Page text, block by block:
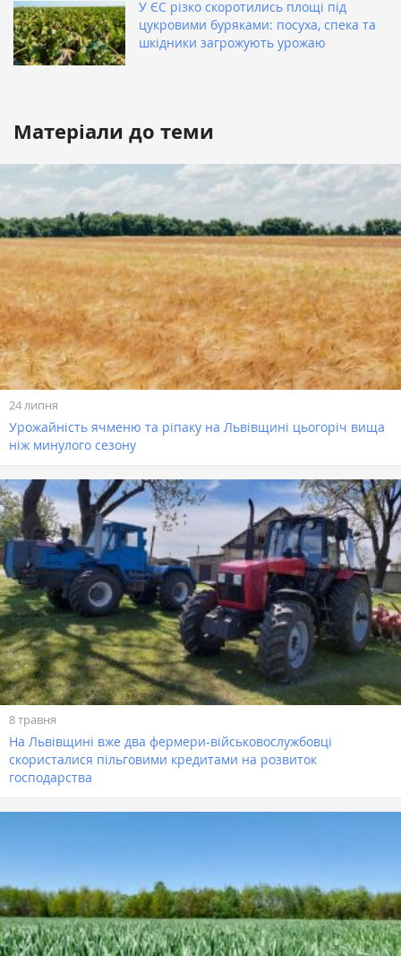
У ЄС різко скоротились площі під
цукровими буряками: посуха, спека та
шкідники загрожують урожаю
Матеріали до теми
24 липня
Урожайність ячменю та ріпаку на Львівщині цьогоріч вища
ніж минулого сезону
8 травня
На Львівщині вже два фермери-військовослужбовці
скористалися пільговими кредитами на розвиток
господарства